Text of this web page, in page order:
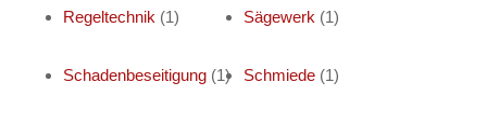
Regeltechnik (1) Sägewerk (1)
Schadenbeseitigung(1) Schmiede(1)